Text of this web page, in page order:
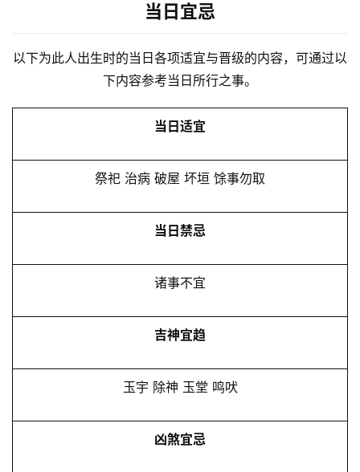
当日宜忌
以下为此人出生时的当日各项适宜与晋级的内容，可通过以
下内容参考当日所行之事。
当日适宜
祭祀 治病 破屋 坏垣 馀事勿取
当日禁忌
诸事不宜
吉神宜趋
玉宇 除神 玉堂 鸣吠
凶煞宜忌